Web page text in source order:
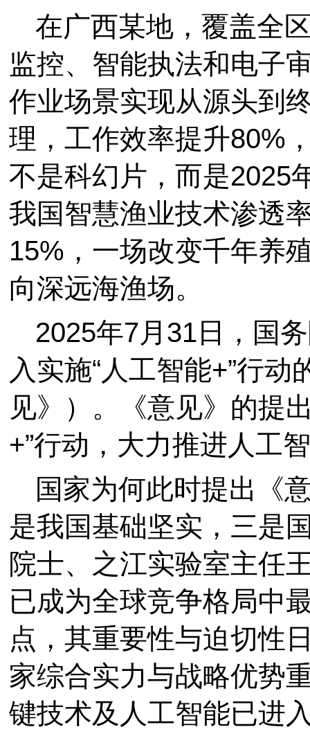
在广西某地，覆盖全
监控、智能执法和电子
作业场景实现从源头到
理，工作效率提升80%
不是科幻片，而是2025
我国智慧渔业技术渗透
15%，一场改变千年养
向深远海渔场。
2025年7月31日，国
入实施“人工智能+”行
见》）。《意见》的提
+”行动，大力推进人工
国家为何此时提出《
是我国基础坚实，三是
院士、之江实验室主任
已成为全球竞争格局中
点，其重要性与迫切性
家综合实力与战略优势
键技术及人工智能已进